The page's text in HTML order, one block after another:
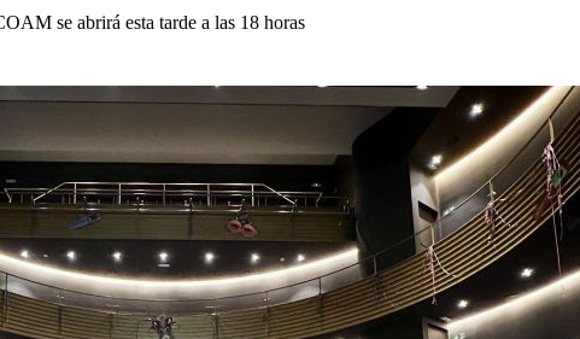
se abrirá esta tarde a las 18 horas